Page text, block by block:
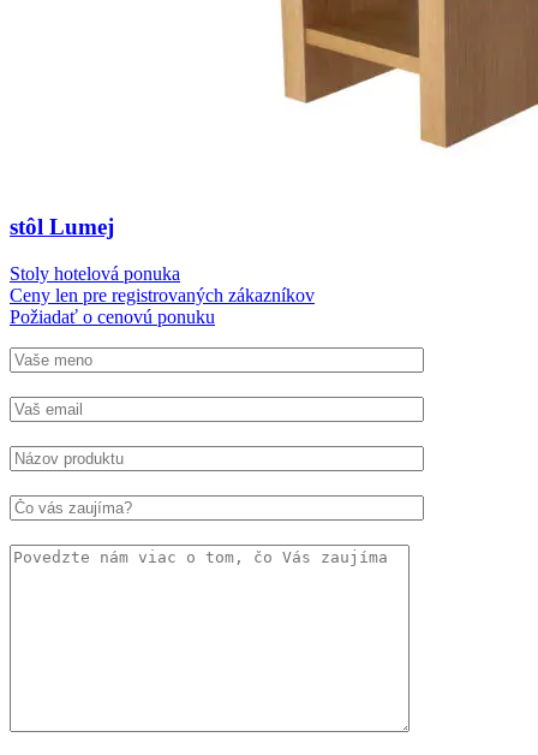
stôl Lumej
Stoly hotelová ponuka
Ceny len pre registrovaných zákazníkov
Požiadať o cenovú ponuku